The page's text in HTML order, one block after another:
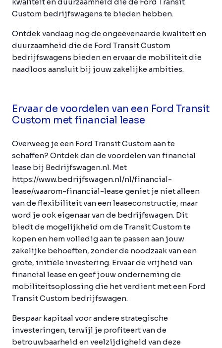
Custom bedrijfswagens te bieden hebben.
Ontdek vandaag nog de ongeëvenaarde kwaliteit en
duurzaamheid die de Ford Transit Custom
bedrijfswagens bieden en ervaar de mobiliteit die
naadloos aansluit bij jouw zakelijke ambities.
Ervaar de voordelen van een Ford Transit
Custom met financial lease
Overweeg je een Ford Transit Custom aan te
schaffen? Ontdek dan de voordelen van financial
lease bij Bedrijfswagen.nl. Met
https://www.bedrijfswagen.nl/nl/financial-
lease/waarom-financial-lease geniet je niet alleen
van de flexibiliteit van een leaseconstructie, maar
word je ook eigenaar van de bedrijfswagen. Dit
biedt de mogelijkheid om de Transit Custom te
kopen en hem volledig aan te passen aan jouw
zakelijke behoeften, zonder de noodzaak van een
grote, initiële investering. Ervaar de vrijheid van
financial lease en geef jouw onderneming de
mobiliteitsoplossing die het verdient met een Ford
Transit Custom bedrijfswagen.
Bespaar kapitaal voor andere strategische
investeringen, terwijl je profiteert van de
betrouwbaarheid en veelzijdigheid van deze